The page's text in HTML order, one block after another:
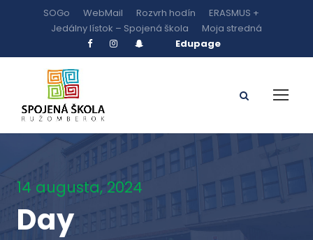
SOGo WebMail Rozvrh hodín
ERASMUS +
Jedálny lístok – Spojená škola
Moja stredná
Edupage
14 augusta, 2024
Day